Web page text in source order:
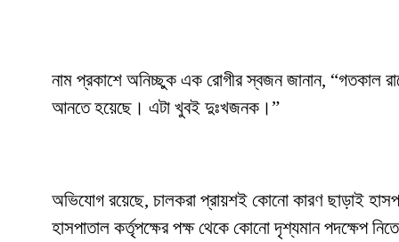
নাম প্রকাশে অনিচ্ছুক এক রোগীর স্বজন জানান, “গতকাল
আনতে হয়েছে। এটা খুবই দুঃখজনক।”
অভিযোগ রয়েছে, চালকরা প্রায়শই কোনো কারণ ছাড়াই
হাসপাতাল কর্তৃপক্ষের পক্ষ থেকে কোনো দৃশ্যমান পদক্ষেপ